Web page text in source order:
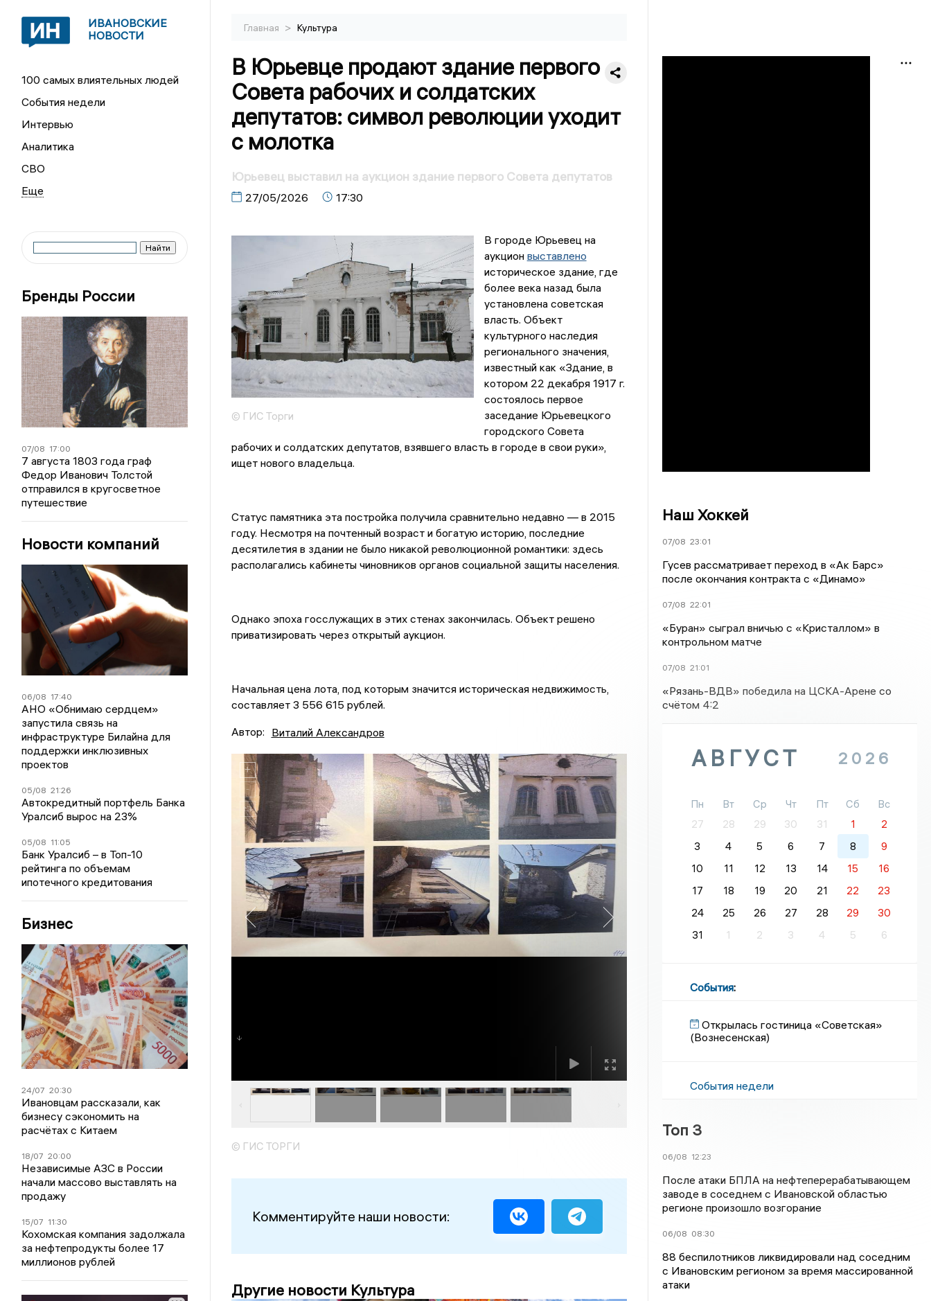
ИВАНОВСКИЕ
НОВОСТИ
100 самых влиятельных людей
События недели
Интервью
Аналитика
СВО
Бренды России
07/08 17:00
7 августа 1803 года граф
Федор Иванович Толстой
отправился в кругосветное
путешествие
Новости компаний
06/08 17:40
АНО «Обнимаю сердцем»
запустила связь на
инфраструктуре Билайна для
поддержки инклюзивных
проектов
05/08 21:26
Автокредитный портфель Банка
Уралсиб вырос на 23%
05/08 11:05
Банк Уралсиб – в Топ-10
рейтинга по объемам
ипотечного кредитования
Бизнес
24/07 20:30
Ивановцам рассказали, как
бизнесу сэкономить на
расчётах с Китаем
18/07 20:00
Независимые АЗС в России
начали массово выставлять на
продажу
15/07 11:30
Кохомская компания задолжала
за нефтепродукты более 17
миллионов рублей
Главная > Культура
В Юрьевце продают здание первого
Совета рабочих и солдатских
депутатов: символ революции уходит
с молотка
Юрьевец выставил на аукцион здание первого Совета депутатов
27/05/2026 17:30
© ГИС Торги
В городе Юрьевец на
аукцион выставлено
историческое здание, где
более века назад была
установлена советская
власть. Объект
культурного наследия
регионального значения,
известный как «Здание, в
котором 22 декабря 1917 г.
состоялось первое
заседание Юрьевецкого
городского Совета
рабочих и солдатских депутатов, взявшего власть в городе в свои руки»,
ищет нового владельца.
Статус памятника эта постройка получила сравнительно недавно — в 2015
году. Несмотря на почтенный возраст и богатую историю, последние
десятилетия в здании не было никакой революционной романтики: здесь
располагались кабинеты чиновников органов социальной защиты населения.
Однако эпоха госслужащих в этих стенах закончилась. Объект решено
приватизировать через открытый аукцион.
Начальная цена лота, под которым значится историческая недвижимость,
составляет 3 556 615 рублей.
Автор: Виталий Александров
© ГИС ТОРГИ
Комментируйте наши новости:
Другие новости Культура
Наш Хоккей
07/08 23:01
Гусев рассматривает переход в «Ак Барс»
после окончания контракта с «Динамо»
07/08 22:01
«Буран» сыграл вничью с «Кристаллом» в
контрольном матче
07/08 21:01
«Рязань-ВДВ» победила на ЦСКА-Арене со
счётом 4:2
АВГУСТ 2026
Пн Вт Ср Чт Пт Сб
Вс
27
28 29 30 31 1
2
3
4 5 6 7 8
9
10
11 12 13 14 15
16
17
18 19 20 21 22
23
24
25 26 27 28 29
30
31
1 2 3 4 5 6
События:
Открылась гостиница «Советская»
(Вознесенская)
События недели
Топ 3
06/08 12:23
После атаки БПЛА на нефтеперерабатывающем
заводе в соседнем с Ивановской областью
регионе произошло возгорание
06/08 08:30
88 беспилотников ликвидировали над соседним
с Ивановским регионом за время массированной
атаки